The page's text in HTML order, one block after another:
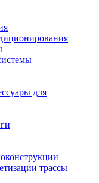
для
трассы